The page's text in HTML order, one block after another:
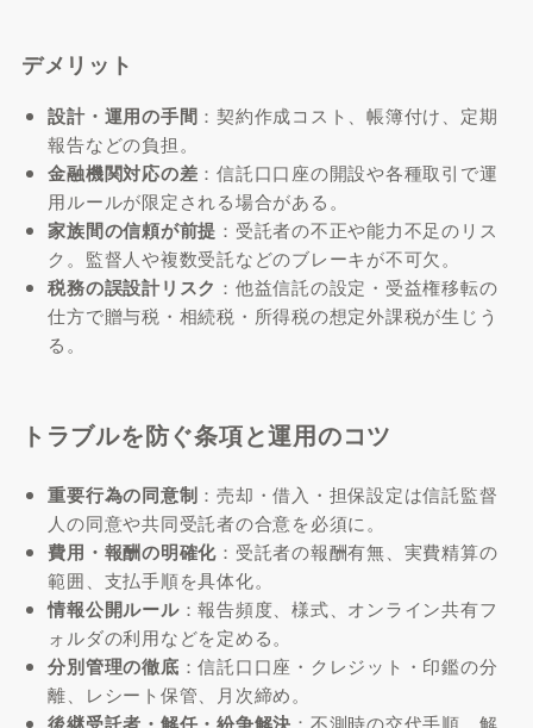
デメリット
設計・運用の手間 ：契約作成コスト、帳簿付け、定期
報告などの負担。
金融機関対応の差 ：信託口口座の開設や各種取引で運
用ルールが限定される場合がある。
家族間の信頼が前提 ：受託者の不正や能力不足のリス
ク。監督人や複数受託などのブレーキが不可欠。
税務の誤設計リスク ：他益信託の設定・受益権移転の
仕方で贈与税・相続税・所得税の想定外課税が生じう
る。
トラブルを防ぐ条項と運用のコツ
重要行為の同意制 ：売却・借入・担保設定は信託監督
人の同意や共同受託者の合意を必須に。
費用・報酬の明確化 ：受託者の報酬有無、実費精算の
範囲、支払手順を具体化。
情報公開ルール：報告頻度、様式、オンライン共有フ
ォルダの利用などを定める。
分別管理の徹底 ：信託口口座・クレジット・印鑑の分
離、レシート保管、月次締め。
：不測時の交代手順、解